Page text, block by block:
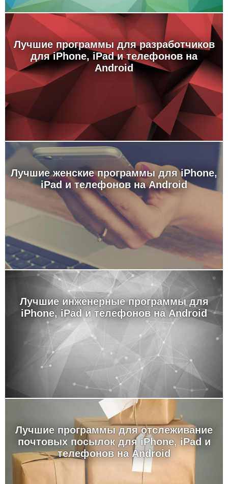
Лучшие программы для разработчиков
для iPhone, iPad и телефонов на
Android
Лучшие женские программы для iPhone,
iPad и телефонов на Android
Лучшие инженерные программы для
iPhone, iPad и телефонов на Android
Лучшие программы для отслеживание
почтовых посылок для iPhone, iPad и
телефонов на Android